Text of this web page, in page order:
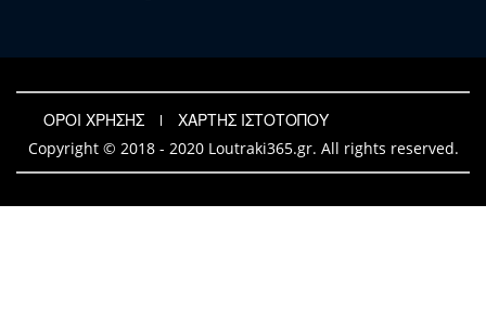
ΟΡΟΙ ΧΡΗΣΗΣ
ΧΑΡΤΗΣ ΙΣΤΟΤΟΠΟΥ
Copyright © 2018 - 2020 Loutraki365.gr. All rights reserved.